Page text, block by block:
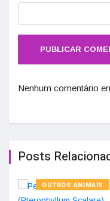
Nenhum comentário
Posts
OUTROS ANIMAIS